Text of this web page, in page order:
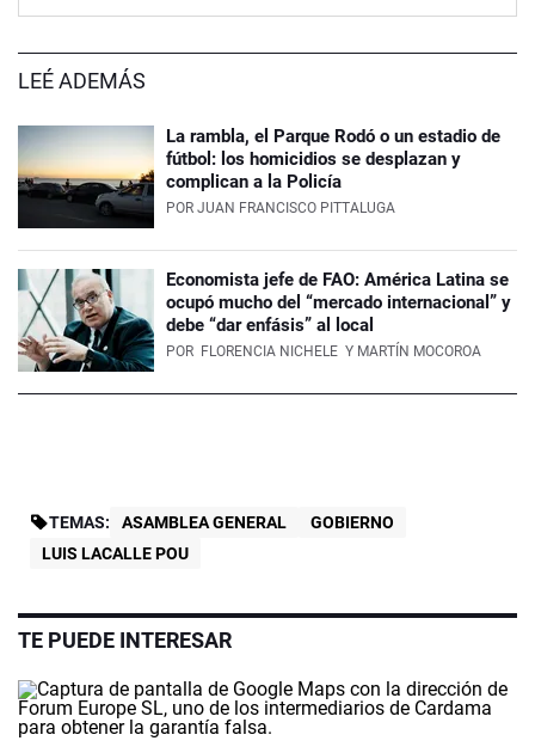
LEÉ ADEMÁS
La rambla, el Parque Rodó o un estadio de
fútbol: los homicidios se desplazan y
complican a la Policía
POR JUAN FRANCISCO PITTALUGA
Economista jefe de FAO: América Latina se
ocupó mucho del “mercado internacional” y
debe “dar enfásis” al local
POR FLORENCIA NICHELE Y MARTÍN MOCOROA
TEMAS: ASAMBLEA GENERAL
GOBIERNO
LUIS LACALLE POU
TE PUEDE INTERESAR